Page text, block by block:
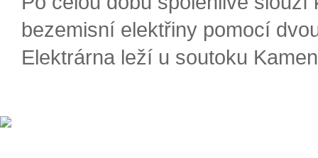
bezemisní elektřiny pomocí
Elektrárna leží u soutoku